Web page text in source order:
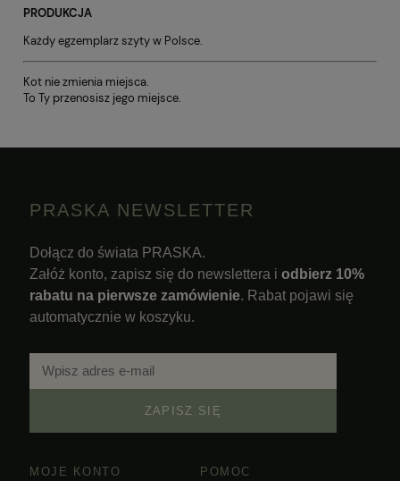
PRODUKCJA
Każdy egzemplarz szyty w Polsce.
Kot nie zmienia miejsca.
To Ty przenosisz jego miejsce.
PRASKA NEWSLETTER
Dołącz do świata PRASKA.
Załóż konto, zapisz się do newslettera i odbierz 10%
rabatu na pierwsze zamówienie. Rabat pojawi się
automatycznie w koszyku.
ZAPISZ SIĘ
MOJE KONTO POMOC